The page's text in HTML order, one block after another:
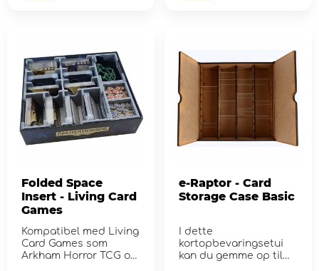
Folded Space
Insert - Living Card
Games
Kompatibel med Living
Card Games som
Arkham Horror TCG og
e-Raptor - Card
Storage Case Basic
I dette
kortopbevaringsetui
kan du gemme op til